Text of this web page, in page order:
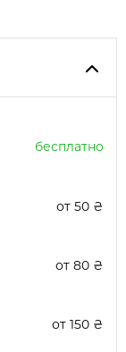
бесплатно
от 50 ₴
от 80 ₴
от 150 ₴